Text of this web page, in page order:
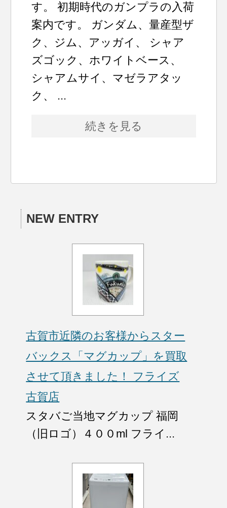
す。 初期時代のガンプラの入荷
案内です。 ガンダム、量産型ザ
ク、ジム、アッガイ、 シャア
ズゴック、ホワイトベース、
シャアムサイ、マゼラアタッ
ク、 ...
続きを見る
NEW ENTRY
古賀市近隣のお客様からスター
バックス「マグカップ」を買取
させて頂きました！ フライズ
古賀店
スタバご当地マグカップ 福岡
（旧ロゴ）４００ml フライ...